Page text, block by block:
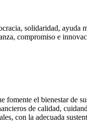
solidaridad, ayuda
compromiso e
fomente el bienestar de
de calidad,
con la adecuada